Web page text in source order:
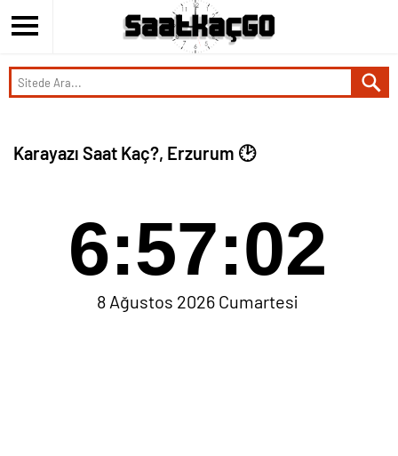
Karayazı Saat Kaç?, Erzurum 🕑
6:57:02
8 Ağustos 2026 Cumartesi